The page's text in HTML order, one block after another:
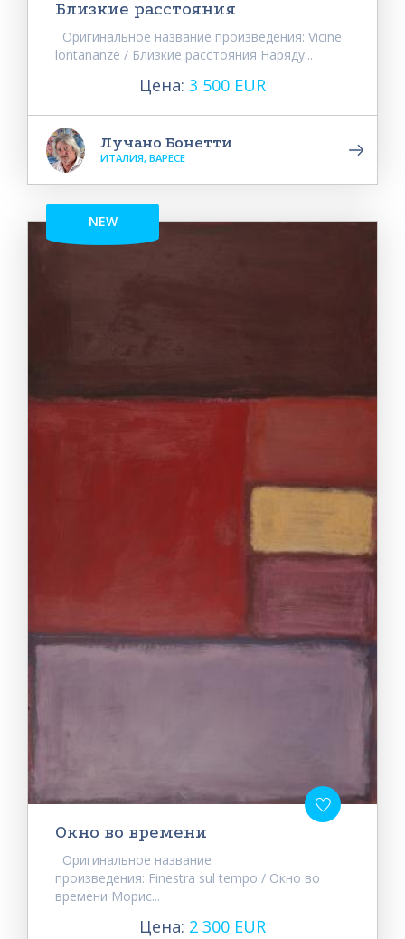
Близкие расстояния
Оригинальное название произведения: Vicine
lontananze / Близкие расстояния Наряду...
Цена: 3 500 EUR
Лучано Бонетти
ИТАЛИЯ, ВАРЕСЕ
NEW
Окно во времени
Оригинальное название
произведения: Finestra sul tempo / Окно во
времени Морис...
Цена: 2 300 EUR